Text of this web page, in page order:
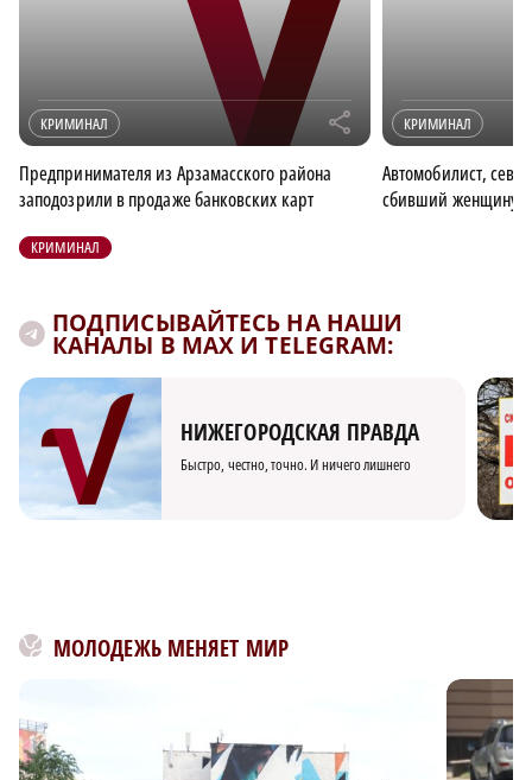
КРИМИНАЛ r
Предпринимателя из Арзамасского района
заподозрили в продаже банковских карт
КРИМИНАЛ
Автомобилист,
сбивший женщину,
КРИМИНАЛ
ПОДПИСЫВАЙТЕСЬ НА НАШИ
КАНАЛЫ В MAX И TELEGRAM:
НИЖЕГОРОДСКАЯ ПРАВДА
Быстро, честно, точно. И ничего лишнего
МОЛОДЕЖЬ МЕНЯЕТ МИР